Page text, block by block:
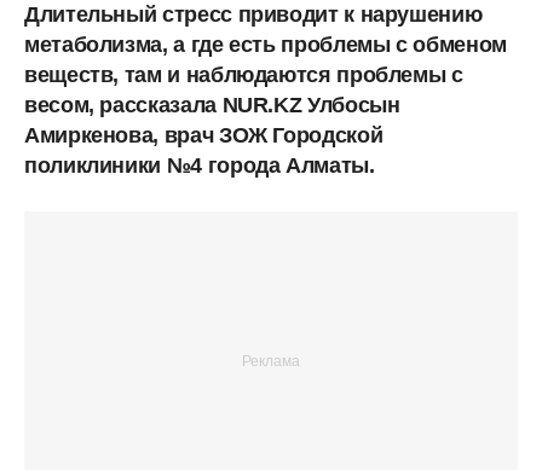
Длительный стресс приводит к нарушению
метаболизма, а где есть проблемы с обменом
веществ, там и наблюдаются проблемы с
весом, рассказала NUR.KZ Улбосын
Амиркенова, врач ЗОЖ Городской
поликлиники №4 города Алматы.